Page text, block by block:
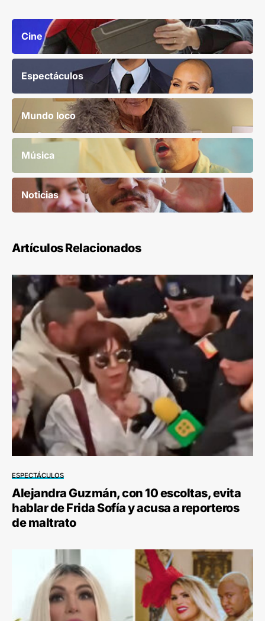
Cine
Espectáculos
Mundo loco
Música
Noticias
Artículos Relacionados
ESPECTÁCULOS
Alejandra Guzmán, con 10 escoltas, evita
hablar de Frida Sofía y acusa a reporteros
de maltrato